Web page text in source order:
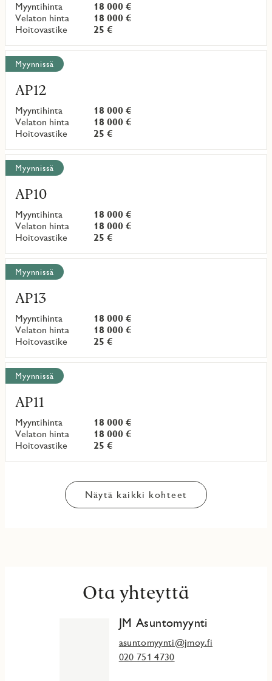
Myyntihinta
18 000 €
Velaton hinta
18 000 €
Hoitovastike
25 €
Myynnissä
AP12
Myyntihinta
18 000 €
Velaton hinta
18 000 €
Hoitovastike
25 €
Myynnissä
AP10
Myyntihinta
18 000 €
Velaton hinta
18 000 €
Hoitovastike
25 €
Myynnissä
AP13
Myyntihinta
18 000 €
Velaton hinta
18 000 €
Hoitovastike
25 €
Myynnissä
AP11
Myyntihinta
18 000 €
Velaton hinta
18 000 €
Hoitovastike
25 €
Näytä kaikki kohteet
Ota yhteyttä
JM Asuntomyynti
asuntomyynti@jmoy.fi
020 751 4730